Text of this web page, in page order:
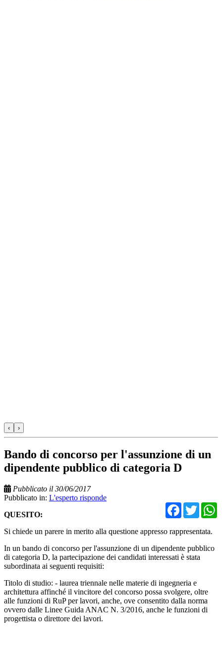
‹ ›
Bando di concorso per l'assunzione di un
dipendente pubblico di categoria D
Pubblicato il 30/06/2017
Pubblicato in: L'esperto risponde
QUESITO:
Si chiede un parere in merito alla questione appresso rappresentata.
In un bando di concorso per l'assunzione di un dipendente pubblico
di categoria D, la partecipazione dei candidati interessati è stata
subordinata ai seguenti requisiti:
Titolo di studio: - laurea triennale nelle materie di ingegneria e
architettura affinché il vincitore del concorso possa svolgere, oltre
alle funzioni di RuP per lavori, anche, ove consentito dalla norma
ovvero dalle Linee Guida ANAC N. 3/2016, anche le funzioni di
progettista o direttore dei lavori.